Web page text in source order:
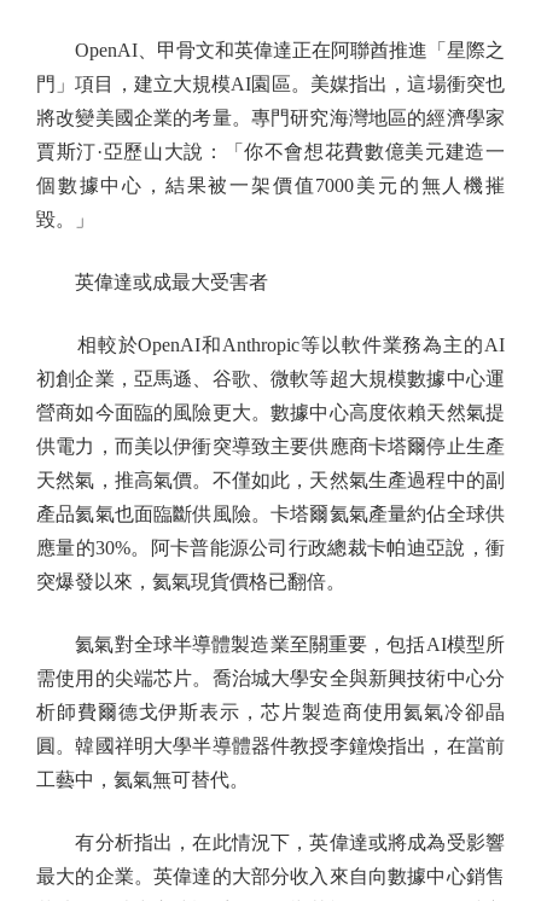
OpenAI、甲骨文和英偉達正在阿聯酋推進「星際之
門」項目，建立大規模AI園區。美媒指出，這場衝突也
將改變美國企業的考量。專門研究海灣地區的經濟學家
賈斯汀·亞歷山大說：「你不會想花費數億美元建造一
個數據中心，結果被一架價值7000美元的無人機摧
毀。」
英偉達或成最大受害者
相較於OpenAI和Anthropic等以軟件業務為主的AI
初創企業，亞馬遜、谷歌、微軟等超大規模數據中心運
營商如今面臨的風險更大。數據中心高度依賴天然氣提
供電力，而美以伊衝突導致主要供應商卡塔爾停止生產
天然氣，推高氣價。不僅如此，天然氣生產過程中的副
產品氦氣也面臨斷供風險。卡塔爾氦氣產量約佔全球供
應量的30%。阿卡普能源公司行政總裁卡帕迪亞說，衝
突爆發以來，氦氣現貨價格已翻倍。
氦氣對全球半導體製造業至關重要，包括AI模型所
需使用的尖端芯片。喬治城大學安全與新興技術中心分
析師費爾德戈伊斯表示，芯片製造商使用氦氣冷卻晶
圓。韓國祥明大學半導體器件教授李鐘煥指出，在當前
工藝中，氦氣無可替代。
有分析指出，在此情況下，英偉達或將成為受影響
最大的企業。英偉達的大部分收入來自向數據中心銷售